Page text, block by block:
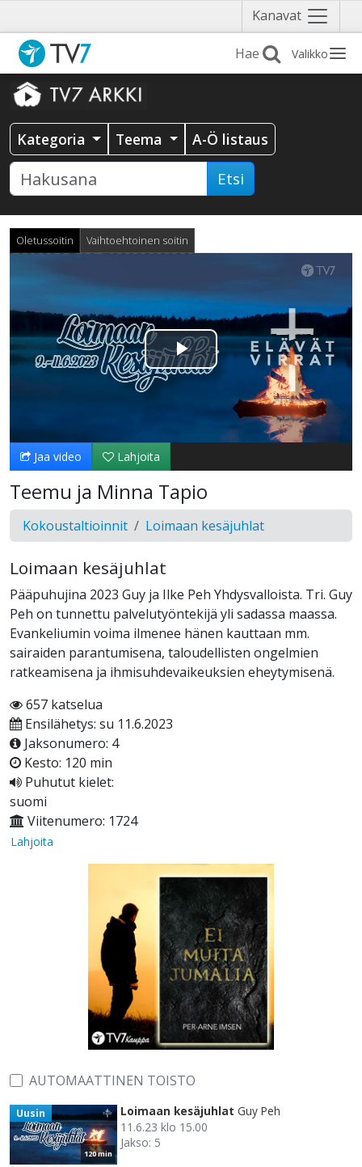
Kanavat Näytä
valikko
Valikko
Kategoria Teema A-Ö listaus
Etsi
Oletussoitin Vaihtoehtoinen soitin
Toista
Video
Jaa video Lahjoita
Teemu ja Minna Tapio
Kokoustaltioinnit Loimaan kesäjuhlat
Loimaan kesäjuhlat
Pääpuhujina 2023 Guy ja Ilke Peh Yhdysvalloista. Tri. Guy
Peh on tunnettu palvelutyöntekijä yli sadassa maassa.
Evankeliumin voima ilmenee hänen kauttaan mm.
sairaiden parantumisena, taloudellisten ongelmien
ratkeamisena ja ihmisuhdevaikeuksien eheytymisenä.
657 katselua
Ensilähetys: su 11.6.2023
Jaksonumero: 4
Kesto: 120 min
Puhutut kielet:
suomi
Viitenumero: 1724
Lahjoita
AUTOMAATTINEN TOISTO
120 min
Uusin Loimaan kesäjuhlat Guy Peh
11.6.23 klo 15.00
Jakso: 5